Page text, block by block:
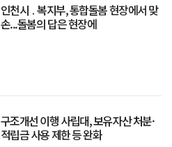
인천시 ․ 복지부, 통합돌봄 현장에서 맞
손...돌봄의 답은 현장에
구조개선 이행 사립대, 보유자산 처분·
적립금 사용 제한 등 완화